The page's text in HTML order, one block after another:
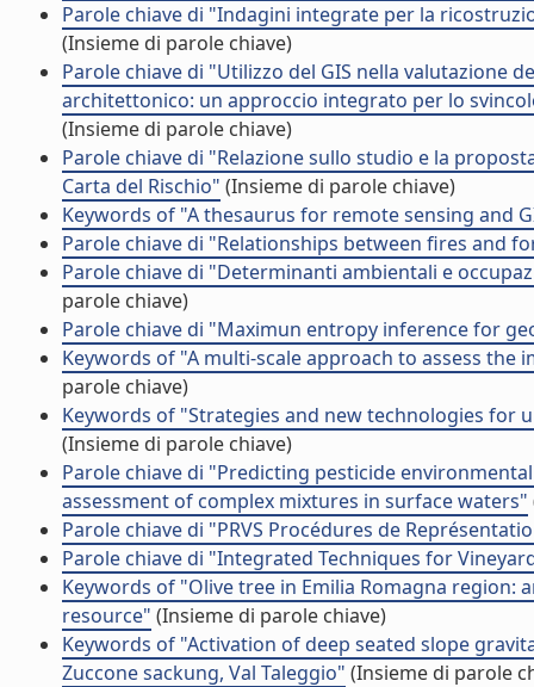
Parole chiave di "Indagini integrate per la
(Insieme di parole chiave)
Parole chiave di "Utilizzo del GIS nella
architettonico: un approccio integrato per lo
(Insieme di parole chiave)
Parole chiave di "Relazione sullo studio e la
Carta del Rischio" (Insieme di parole chiave)
Keywords of "A thesaurus for remote sensing and
Parole chiave di "Relationships between fires and
Parole chiave di "Determinanti ambientali e
parole chiave)
Parole chiave di "Maximun entropy inference for
Keywords of "A multi-scale approach to assess
parole chiave)
Keywords of "Strategies and new technologies for
(Insieme di parole chiave)
Parole chiave di "Predicting pesticide
assessment of complex mixtures in surface waters"
Parole chiave di "PRVS Procédures de
Parole chiave di "Integrated Techniques for
Keywords of "Olive tree in Emilia Romagna
resource" (Insieme di parole chiave)
Keywords of "Activation of deep seated slope
Zuccone sackung, Val Taleggio" (Insieme di parole